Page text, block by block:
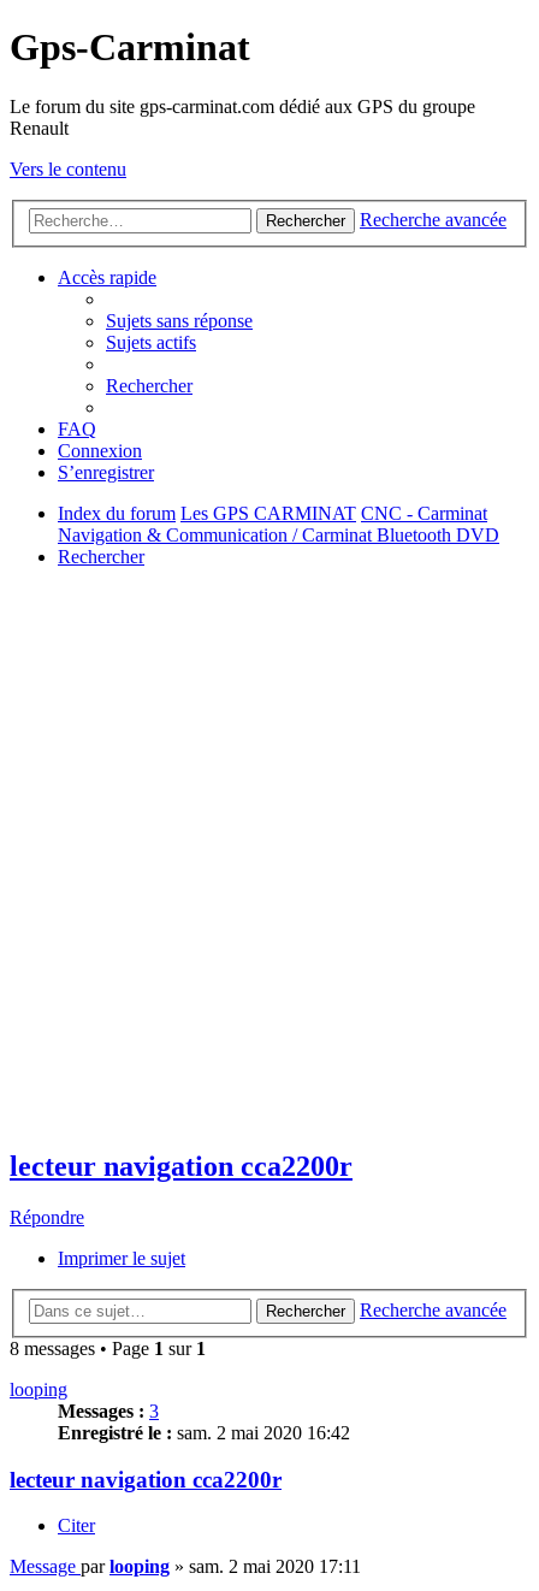
Gps-Carminat
Le forum du site gps-carminat.com dédié aux GPS du groupe
Renault
Vers le contenu
Rechercher Recherche avancée
Accès rapide
Sujets sans réponse
Sujets actifs
Rechercher
FAQ
Connexion
S’enregistrer
Index du forum Les GPS CARMINAT CNC - Carminat
Navigation & Communication / Carminat Bluetooth DVD
Rechercher
lecteur navigation cca2200r
Répondre
Imprimer le sujet
Rechercher
Recherche avancée
8 messages • Page 1 sur 1
looping
Messages : 3
Enregistré le : sam. 2 mai 2020 16:42
lecteur navigation cca2200r
Citer
Message parlooping » sam. 2 mai 2020 17:11